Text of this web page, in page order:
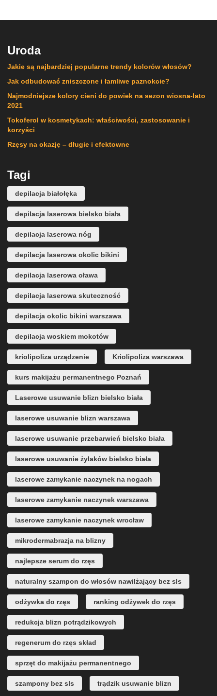
Uroda
Jakie są najbardziej popularne trendy kolorów włosów?
Jak odbudować zniszczone i łamliwe paznokcie?
Najmodniejsze kolory cieni do powiek na sezon wiosna-lato
2021
Tokoferol w kosmetykach: właściwości, zastosowanie i
korzyści
Rzęsy na okazję – długie i efektowne
Tagi
depilacja białołęka
depilacja laserowa bielsko biała
depilacja laserowa nóg
depilacja laserowa okolic bikini
depilacja laserowa oława
depilacja laserowa skuteczność
depilacja okolic bikini warszawa
depilacja woskiem mokotów
kriolipoliza urządzenie Kriolipoliza warszawa
kurs makijażu permanentnego Poznań
Laserowe usuwanie blizn bielsko biała
laserowe usuwanie blizn warszawa
laserowe usuwanie przebarwień bielsko biała
laserowe usuwanie żylaków bielsko biała
laserowe zamykanie naczynek na nogach
laserowe zamykanie naczynek warszawa
laserowe zamykanie naczynek wrocław
mikrodermabrazja na blizny
najlepsze serum do rzęs
naturalny szampon do włosów nawilżający bez sls
odżywka do rzęs ranking odżywek do rzęs
redukcja blizn potrądzikowych
regenerum do rzęs skład
sprzęt do makijażu permanentnego
szampony bez sls trądzik usuwanie blizn